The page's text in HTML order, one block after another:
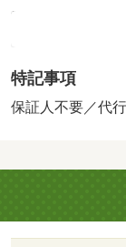
費：１ヶ月５５
００円（税込）
（税込）、保証
項備考】ペット
特記事項
保証人不要／代